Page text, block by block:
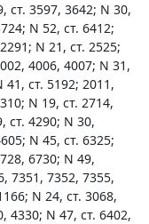
ст. 3597, 3642; N 30,
N 52, ст. 6412;
N 21, ст. 2525;
4006, 4007; N 31,
41, ст. 5192; 2011,
N 19, ст. 2714,
ст. 4290; N 30,
N 45, ст. 6325;
6730; N 49,
7351, 7352, 7355,
N 24, ст. 3068,
4330; N 47, ст. 6402,